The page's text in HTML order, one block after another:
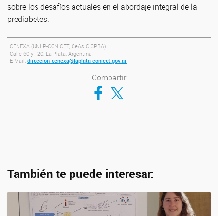
sobre los desafíos actuales en el abordaje integral de la
prediabetes.
CENEXA (UNLP-CONICET, CeAs CICPBA)
Calle 60 y 120, La Plata, Argentina
E-Mail: direccion-cenexa@laplata-conicet.gov.ar
Compartir
Compartir en Facebook
Compartir en Twitter
También te puede interesar: